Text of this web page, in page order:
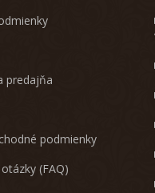
predajňa
podmienky
(FAQ)